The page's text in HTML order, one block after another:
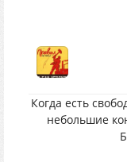
Когда есть
небольшие